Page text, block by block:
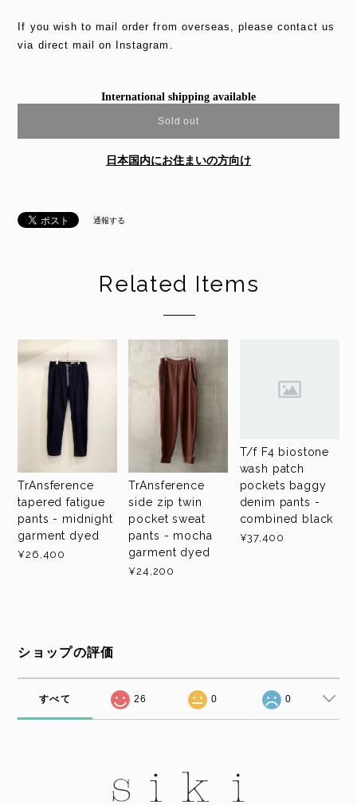
If you wish to mail order from overseas, please contact us
via direct mail on Instagram.
International shipping available
Sold out
日本国内にお住まいの方向け
通報する
Related Items
TrAnsference
tapered fatigue
pants - midnight
garment dyed
¥26,400
TrAnsference
side zip twin
pocket sweat
pants - mocha
garment dyed
¥24,200
T/f F4 biostone
wash patch
pockets baggy
denim pants -
combined black
¥37,400
ショップの評価
すべて 26 0 0